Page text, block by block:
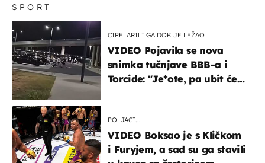
SPORT
CIPELARILI GA DOK JE LEŽAO
VIDEO Pojavila se nova
snimka tučnjave BBB-a i
Torcide: "Je*ote, pa ubit će
POLJACI...
VIDEO Boksao je s Kličkom
i Furyjem, a sad su ga stavili